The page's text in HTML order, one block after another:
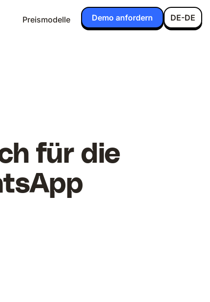
Preismodelle Demo anfordern DE-DE
für die